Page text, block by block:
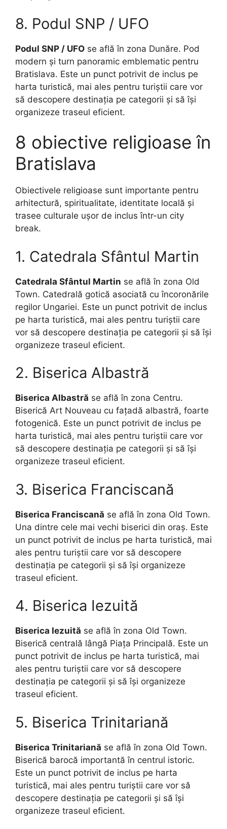
8. Podul SNP / UFO
Podul SNP / UFO se află în zona Dunăre. Pod
modern și turn panoramic emblematic pentru
Bratislava. Este un punct potrivit de inclus pe
harta turistică, mai ales pentru turiștii care vor
să descopere destinația pe categorii și să își
organizeze traseul eficient.
8 obiective religioase în
Bratislava
Obiectivele religioase sunt importante pentru
arhitectură, spiritualitate, identitate locală și
trasee culturale ușor de inclus într-un city
break.
1. Catedrala Sfântul Martin
Catedrala Sfântul Martin se află în zona Old
Town. Catedrală gotică asociată cu încoronările
regilor Ungariei. Este un punct potrivit de inclus
pe harta turistică, mai ales pentru turiștii care
vor să descopere destinația pe categorii și să își
organizeze traseul eficient.
2. Biserica Albastră
Biserica Albastră se află în zona Centru.
Biserică Art Nouveau cu fațadă albastră, foarte
fotogenică. Este un punct potrivit de inclus pe
harta turistică, mai ales pentru turiștii care vor
să descopere destinația pe categorii și să își
organizeze traseul eficient.
3. Biserica Franciscană
Biserica Franciscană se află în zona Old Town.
Una dintre cele mai vechi biserici din oraș. Este
un punct potrivit de inclus pe harta turistică, mai
ales pentru turiștii care vor să descopere
destinația pe categorii și să își organizeze
traseul eficient.
4. Biserica Iezuită
Biserica Iezuită se află în zona Old Town.
Biserică centrală lângă Piața Principală. Este un
punct potrivit de inclus pe harta turistică, mai
ales pentru turiștii care vor să descopere
destinația pe categorii și să își organizeze
traseul eficient.
5. Biserica Trinitariană
Biserica Trinitariană se află în zona Old Town.
Biserică barocă importantă în centrul istoric.
Este un punct potrivit de inclus pe harta
turistică, mai ales pentru turiștii care vor să
descopere destinația pe categorii și să își
organizeze traseul eficient.